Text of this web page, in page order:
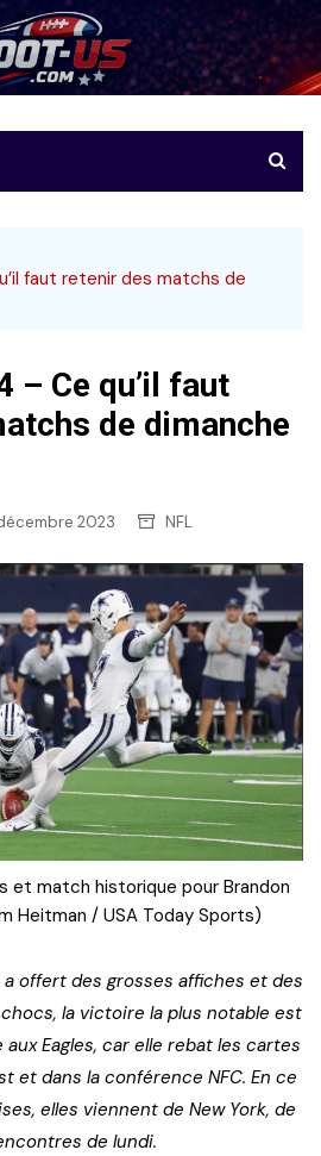
Foot-US
faut retenir des matchs de
– Ce qu’il faut
de dimanche
2023 NFL
et match historique pour Brandon
Heitman / USA Today Sports)
a offert des grosses affiches et des
la victoire la plus notable est
Eagles, car elle rebat les cartes
et dans la conférence NFC. En ce
elles viennent de New York, de
de lundi.